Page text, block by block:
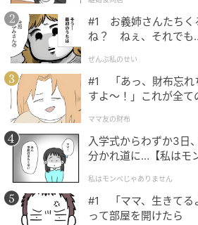
※AI生成画像を使用しています。
ムーンカレンダー編集室では、女
月をもっとラクに快適に、女性の
記事を配信しています。すべての
ラクに楽しくなりますように！
ベビーカレンダー編集部／ムーン
クリエイター情報
#1 お義姉さんたちく
ね？ ねぇ、それでも
ぜんぶ私のせい
#1 「あっ、財布忘れ
すよ〜！」これが全て
ママ友の財布
入学式からわずか3日
分かれ道に…【私はモ
私はモンペじゃありません
#1 「ママ、生きてる
って部屋を開けたら